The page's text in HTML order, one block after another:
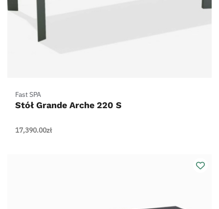
Fast SPA
Stół Grande Arche 220 S
17,390.00zł